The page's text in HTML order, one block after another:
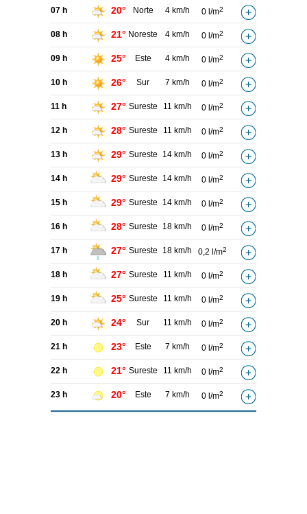
07 h 20° Norte 4 km/h 0 l/m2
08 h 21° Noreste 4 km/h 0 l/m2
09 h 25° Este 4 km/h 0 l/m2
10 h 26° Sur 7 km/h 0 l/m2
11 h 27° Sureste 11 km/h 0 l/m2
12 h 28° Sureste 11 km/h 0 l/m2
13 h 29° Sureste 14 km/h 0 l/m2
14 h 29° Sureste 14 km/h 0 l/m2
15 h 29° Sureste 14 km/h 0 l/m2
16 h 28° Sureste 18 km/h 0 l/m2
17 h 27° Sureste 18 km/h 0,2 l/m2
18 h 27° Sureste 11 km/h 0 l/m2
19 h 25° Sureste 11 km/h 0 l/m2
20 h 24° Sur 11 km/h 0 l/m2
21 h 23° Este 7 km/h 0 l/m2
22 h 21° Sureste 11 km/h 0 l/m2
23 h 20° Este 7 km/h 0 l/m2